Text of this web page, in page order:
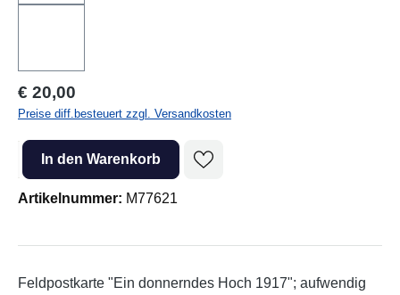
Regulärer Preis:
€ 20,00
Preise diff.besteuert zzgl. Versandkosten
Produkt Anzahl: Gib den gewünschten Wert ein oder benutze die
In den Warenkorb
Artikelnummer: M77621
Feldpostkarte "Ein donnerndes Hoch 1917"; aufwendig